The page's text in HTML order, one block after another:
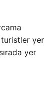
turistler yer
yer